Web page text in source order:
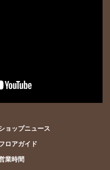
ョップニュース
ロアガイド
業時間